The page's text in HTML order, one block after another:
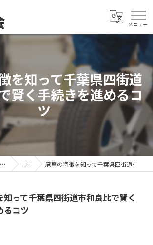
を知って千葉県四街道
賢く手続きを進めるコ
ツ
千葉の廃車なら有限会社黒田商会 コラム 廃車の特徴を知って千葉県四街道市和良比で賢く手続きを進めるコツ
知って千葉県四街道市和良比で賢く
るコツ